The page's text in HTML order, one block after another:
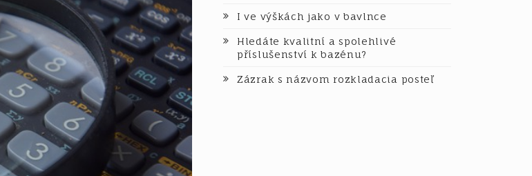
I ve výškách jako v bavlnce
Hledáte kvalitní a spolehlivé
příslušenství k bazénu?
Zázrak s názvom rozkladacia posteľ